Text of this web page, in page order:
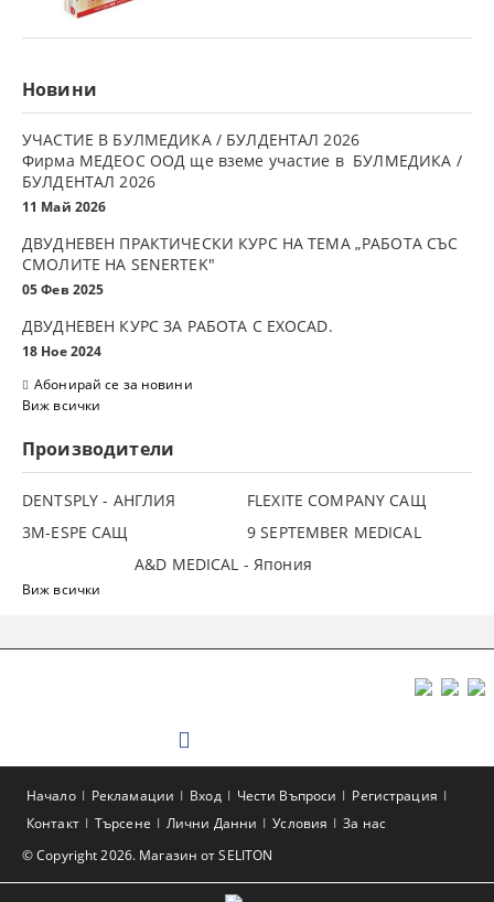
Новини
УЧАСТИЕ В БУЛМЕДИКА / БУЛДЕНТАЛ 2026
Фирма МЕДЕОС ООД ще вземе участие в БУЛМЕДИКА /
БУЛДЕНТАЛ 2026
11 Май 2026
ДВУДНЕВЕН ПРАКТИЧЕСКИ КУРС НА ТЕМА „РАБОТА СЪС
СМОЛИТЕ НА SENERTEK"
05 Фев 2025
ДВУДНЕВЕН КУРС ЗА РАБОТА С ЕXOCAD.
18 Ное 2024
Абонирай се за новини
Виж всички
Производители
DENTSPLY - АНГЛИЯ
FLEXITE COMPANY САЩ
3М-ESPE САЩ
9 SEPTEMBER MEDICAL
A&D MEDICAL - Япония
Виж всички
© Copyright 2026. Магазин от SELITON
Начало Рекламации Вход Чести Въпроси
Регистрация
Контакт
Търсене Лични Данни Условия За нас